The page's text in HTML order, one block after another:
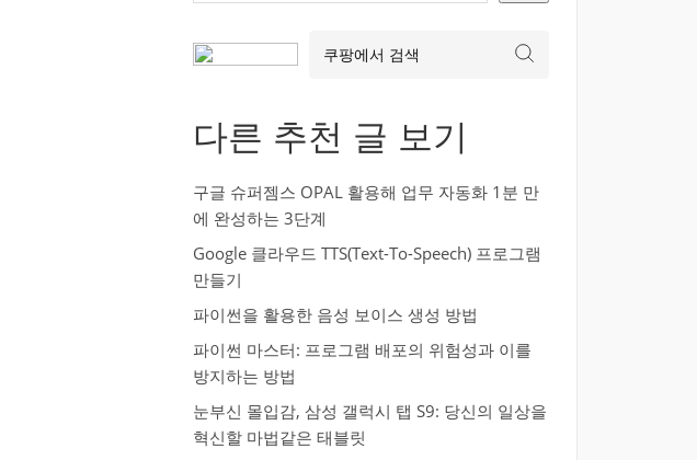
다른 추천 글 보기
구글 슈퍼젬스 OPAL 활용해 업무 자동화 1분 만
에 완성하는 3단계
Google 클라우드 TTS(Text-To-Speech) 프로그램
만들기
파이썬을 활용한 음성 보이스 생성 방법
파이썬 마스터: 프로그램 배포의 위험성과 이를
방지하는 방법
눈부신 몰입감, 삼성 갤럭시 탭 S9: 당신의 일상을
혁신할 마법같은 태블릿